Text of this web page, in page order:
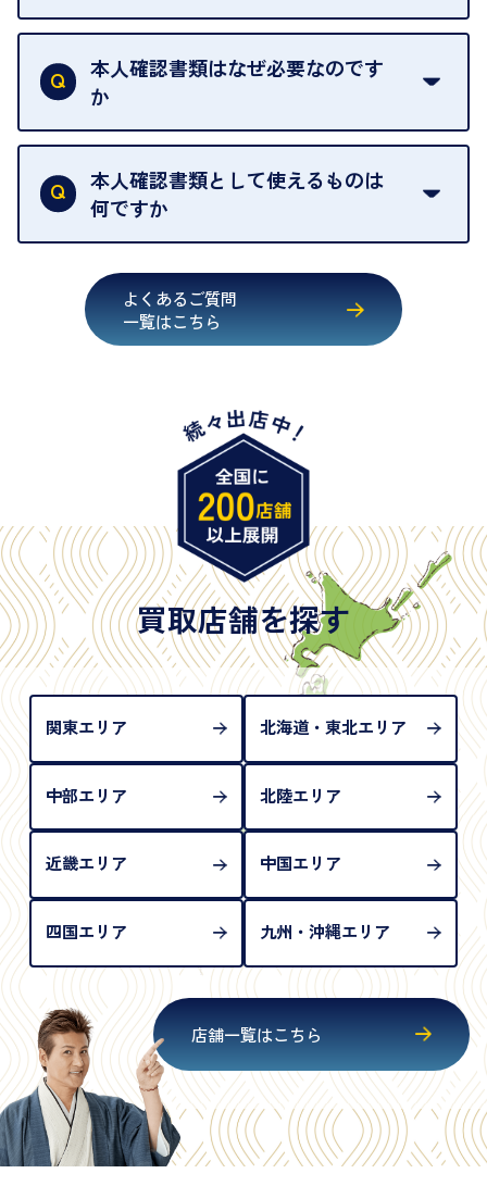
売却当日を含む8日間のうちに、お気軽にお申し出
出張買取のお品物は、8日間保管しております。
お品物の内容や点数によって異なりますが、店頭買
取の場合は1点あたり数分程度が目安です。大量の
お品物の場合は、お時間をいただくことがございま
本人確認書類はなぜ必要なのです
か
買取店は古物営業法により、お客様のご本人確認を
行うことが義務付けられています。安心してお取引
いただくためにも、ご協力をお願いいたします。
本人確認書類として使えるものは
何ですか
・健康保険証確認書
・マイナンバーカード
・在留カード
・旧パスポート
※原則として「公的機関が発行し、氏名、住所、生
年月日が記載されているもの
※日本国政府発行のもの
※2020年2月4日以降に申請された新型パスポートに
は「所持人記入欄（住所記載欄）」が存在しないた
め、単体では古物営業法上の本人確認書類として認
められない（住所確認ができないため）。補助書類
が必要となります
よくあるご質問
一覧はこちら
買取店舗を探す
関東エリア 北海道・東北エリア
中部エリア 北陸エリア
近畿エリア 中国エリア
四国エリア 九州・沖縄エリア
店舗一覧はこちら